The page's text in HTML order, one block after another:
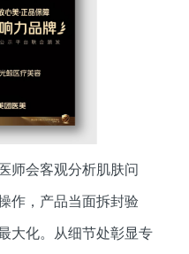
师会客观分析肌肤问
作，产品当面拆封验
大化。从细节处彰显专